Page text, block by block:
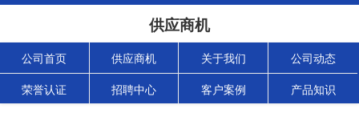
供应商机
公司首页 供应商机 关于我们 公司动态
荣誉认证 招聘中心 客户案例 产品知识